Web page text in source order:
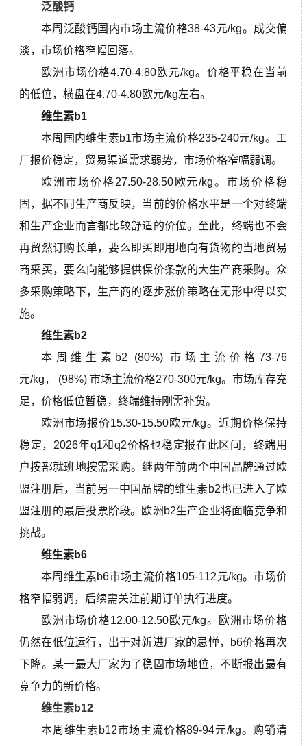
泛酸钙
本周泛酸钙国内市场主流价格38-43元/kg。 成交偏
淡，市场价格窄幅回落。
欧洲市场价格4.70-4.80欧元/kg。价格平稳在当前
的低位， 横盘在4.70-4.80欧元/kg左右。
维生素b1
本周国内维生素b1市场主流价格235-240元/kg。 工
厂报价稳定，贸易渠道需求弱势， 市场价格窄幅弱调。
欧洲市场价格27.50-28.50欧元/kg。市场价格稳
固，据不同生产商反映，当前的价格水平是一个对终端
和生产企业而言都比较舒适的价位。至此，终端也不会
再贸然订购长单，要么即买即用地向有货物的当地贸易
商采买，要么向能够提供保价条款的大生产商采购。众
多采购策略下，生产商的逐步涨价策略在无形中得以实
施。
维生素b2
本周维生素b2 (80%) 市场主流价格 73-76
元/kg，
(98%) 市场主流价格270-300元/kg。 市场库存充
足，价格低位暂稳，终端维持刚需补货。
欧洲市场报价15.30-15.50欧元/kg。近期价格保持
稳定，2026年q1和q2价格也稳定报在此区间，终端用
户按部就班地按需采购。继两年前两个中国品牌通过欧
盟注册后，当前另一中国品牌的维生素b2也已进入了欧
盟注册的最后投票阶段。欧洲b2生产企业将面临竞争和
挑战。
维生素b6
本周维生素b6市场主流价格105-112元/kg。市场价
格窄幅弱调，后续需关注前期订单执行进度。
欧洲市场价格12.00-12.50欧元/kg。欧洲市场价格
仍然在低位运行，出于对新进厂家的忌惮，b6价格再次
下降。某一最大厂家为了稳固市场地位，不断报出最有
竞争力的新价格。
维生素b12
本周维生素b12市场主流价格89-94元/kg。 购销清